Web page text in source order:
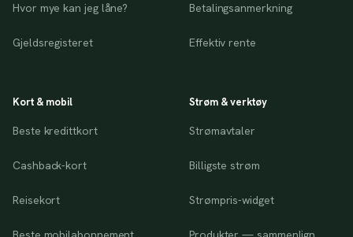
Hvor mye kan jeg låne?
Gjeldsregisteret
Betalingsanmerkning
Effektiv rente
Kort & mobil
Beste kredittkort
Cashback-kort
Reisekort
Strøm & verktøy
Strømavtaler
Billigste strøm
Strømpris-widget